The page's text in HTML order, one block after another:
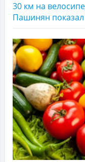
30 км на
Пашинян показал